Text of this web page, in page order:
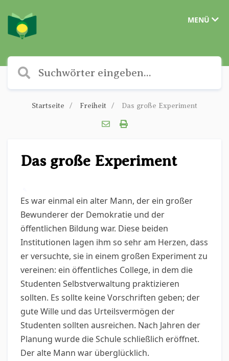
MENÜ
Startseite Freiheit Das große Experiment
Das große Experiment
Es war einmal ein alter Mann, der ein großer
Bewunderer der Demokratie und der
öffentlichen Bildung war. Diese beiden
Institutionen lagen ihm so sehr am Herzen, dass
er versuchte, sie in einem großen Experiment zu
vereinen: ein öffentliches College, in dem die
Studenten Selbstverwaltung praktizieren
sollten. Es sollte keine Vorschriften geben; der
gute Wille und das Urteilsvermögen der
Studenten sollten ausreichen. Nach Jahren der
Planung wurde die Schule schließlich eröffnet.
Der alte Mann war überglücklich.